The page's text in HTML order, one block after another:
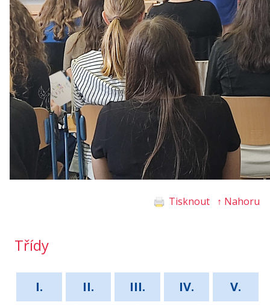
Tisknout ↑ Nahoru
Třídy
I. II. III. IV.
V.